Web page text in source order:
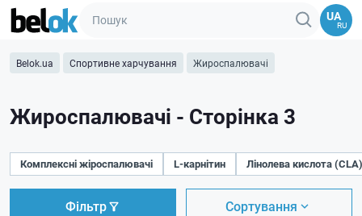
UA
RU
Belok.ua Спортивне харчування Жироспалювачі
Жироспалювачі - Сторінка 3
Комплексні жіроспалювачі L-карнітин Лінолева кислота (CLA)
Фільтр Сортування